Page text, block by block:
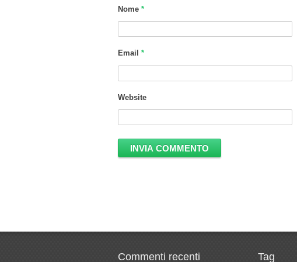
Nome *
Email *
Website
Commenti recenti Tag